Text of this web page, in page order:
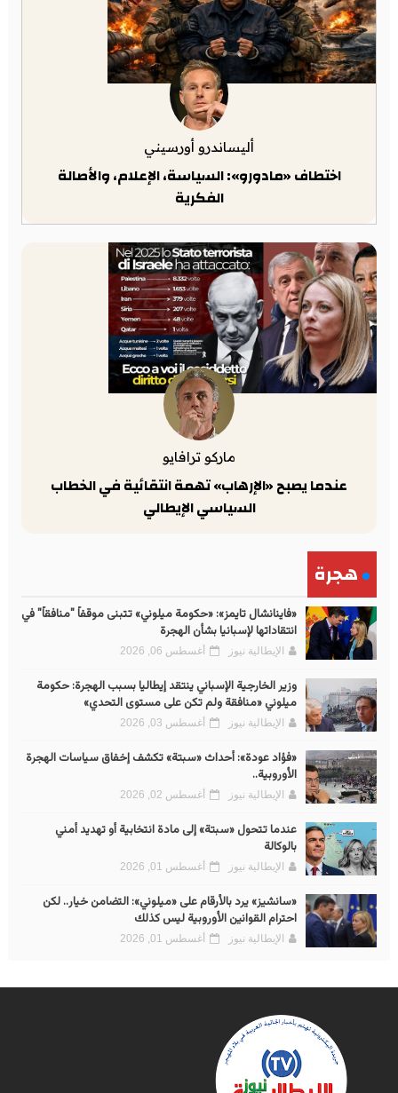
أليساندرو أورسيني
اختطاف «مادورو»: السياسة، الإعلام، والأصالة
الفكرية
ماركو ترافايو
عندما يصبح «الإرهاب» تهمة انتقائية في الخطاب
السياسي الإيطالي
هجرة
«فاينانشال تايمز»: «حكومة ميلوني» تتبنى موقفاً "منافقاً" في
انتقاداتها لإسبانيا بشأن الهجرة
الإيطالية نيوز أغسطس 06, 2026
وزير الخارجية الإسباني ينتقد إيطاليا بسبب الهجرة: حكومة
ميلوني «منافقة ولم تكن على مستوى التحدي»
الإيطالية نيوز أغسطس 03, 2026
«فؤاد عودة»: أحداث «سبتة» تكشف إخفاق سياسات الهجرة
الأوروبية..
الإيطالية نيوز أغسطس 02, 2026
عندما تتحول «سبتة» إلى مادة انتخابية أو تهديد أمني
بالوكالة
الإيطالية نيوز أغسطس 01, 2026
«سانشيز» يرد بالأرقام على «ميلوني»: التضامن خيار.. لكن
احترام القوانين الأوروبية ليس كذلك
الإيطالية نيوز أغسطس 01, 2026